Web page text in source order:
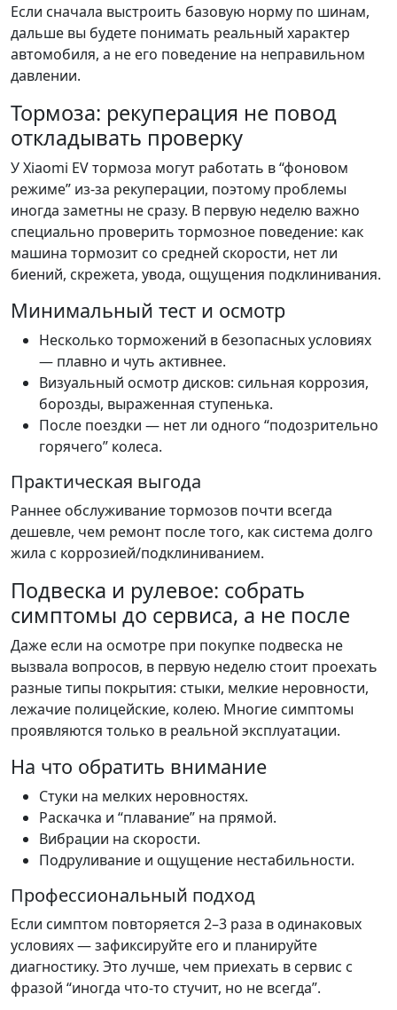
Если сначала выстроить базовую норму по шинам,
дальше вы будете понимать реальный характер
автомобиля, а не его поведение на неправильном
давлении.
Тормоза: рекуперация не повод
откладывать проверку
У Xiaomi EV тормоза могут работать в “фоновом
режиме” из-за рекуперации, поэтому проблемы
иногда заметны не сразу. В первую неделю важно
специально проверить тормозное поведение: как
машина тормозит со средней скорости, нет ли
биений, скрежета, увода, ощущения подклинивания.
Минимальный тест и осмотр
Несколько торможений в безопасных условиях
— плавно и чуть активнее.
Визуальный осмотр дисков: сильная коррозия,
борозды, выраженная ступенька.
После поездки — нет ли одного “подозрительно
горячего” колеса.
Практическая выгода
Раннее обслуживание тормозов почти всегда
дешевле, чем ремонт после того, как система долго
жила с коррозией/подклиниванием.
Подвеска и рулевое: собрать
симптомы до сервиса, а не после
Даже если на осмотре при покупке подвеска не
вызвала вопросов, в первую неделю стоит проехать
разные типы покрытия: стыки, мелкие неровности,
лежачие полицейские, колею. Многие симптомы
проявляются только в реальной эксплуатации.
На что обратить внимание
Стуки на мелких неровностях.
Раскачка и “плавание” на прямой.
Вибрации на скорости.
Подруливание и ощущение нестабильности.
Профессиональный подход
Если симптом повторяется 2–3 раза в одинаковых
условиях — зафиксируйте его и планируйте
диагностику. Это лучше, чем приехать в сервис с
фразой “иногда что-то стучит, но не всегда”.